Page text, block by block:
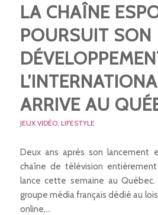
LA CHAÎNE
POURSUIT SON
ARRIVE AU
JEUX VIDÉO, LIFESTYLE
Deux ans après son lancement
chaîne de télévision
lance cette semaine au
groupe média français dédié au
online,…